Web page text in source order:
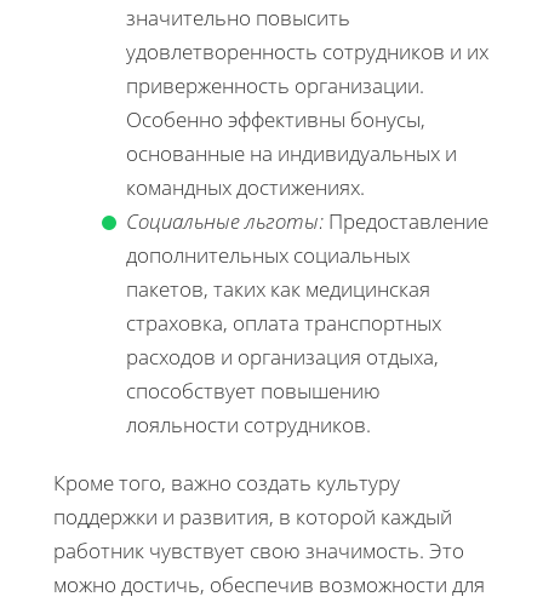
значительно повысить
удовлетворенность сотрудников и их
приверженность организации.
Особенно эффективны бонусы,
основанные на индивидуальных и
командных достижениях.
Социальные льготы: Предоставление
дополнительных социальных
пакетов, таких как медицинская
страховка, оплата транспортных
расходов и организация отдыха,
способствует повышению
лояльности сотрудников.
Кроме того, важно создать культуру
поддержки и развития, в которой каждый
работник чувствует свою значимость. Это
можно достичь, обеспечив возможности для